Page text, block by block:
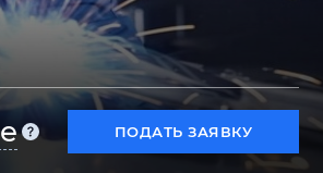
ПОДАТЬ ЗАЯВКУ